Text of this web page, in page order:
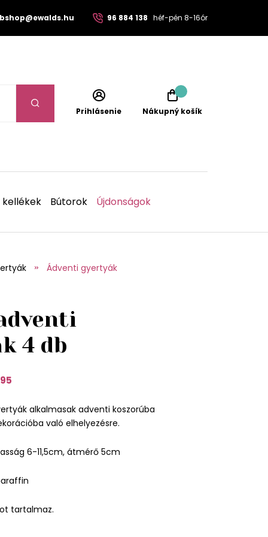
96 884 138 héf-pén 8-16ór
Prihlásenie Nákupný košík
kellékek Bútorok Újdonságok
Ádventi gyertyák
4 db
alkalmasak adventi koszorúba
való elhelyezésre.
6-11,5cm, átmérő 5cm
tartalmaz.